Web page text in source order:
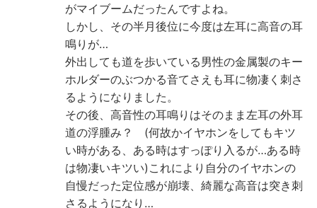
がマイブームだったんですよね。
しかし、その半月後位に今度は左耳に高音の耳
鳴りが…
外出しても道を歩いている男性の金属製のキー
ホルダーのぶつかる音てさえも耳に物凄く刺さ
るようになりました。
その後、高音性の耳鳴りはそのまま左耳の外耳
道の浮腫み？ (何故かイヤホンをしてもキツ
い時がある、ある時はすっぽり入るが…ある時
は物凄いキツい)これにより自分のイヤホンの
自慢だった定位感が崩壊、綺麗な高音は突き刺
さるようになり…